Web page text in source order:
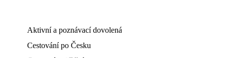
Aktivní a poznávací dovolená
Cestování po Česku